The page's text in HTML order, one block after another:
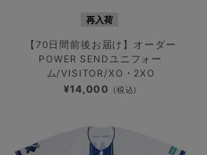
再入荷
【70日間前後お届け】オーダー
POWER SENDユニフォー
ム/VISITOR/XO・2XO
¥14,000 (税込)